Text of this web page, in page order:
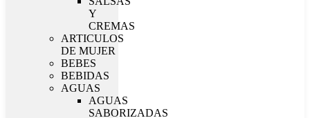
Y
CREMAS
ARTICULOS
DE MUJER
BEBES
BEBIDAS
AGUAS
AGUAS
SABORIZADAS